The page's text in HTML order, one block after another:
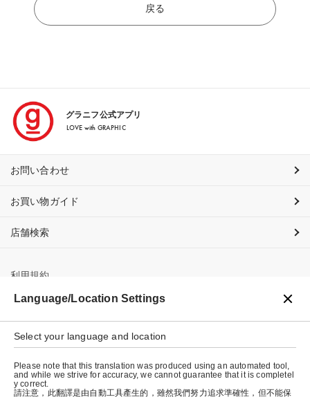
戻る
グラニフ公式アプリ
LOVE with GRAPHIC
お問い合わせ
お買い物ガイド
店舗検索
利用規約
プライバシーポリシー
特定商取引法に基づく表示
会社概要
Language/Location Settings
Select your language and location
Please note that this translation was produced using an automated tool,
and while we strive for accuracy, we cannot guarantee that it is completel
y correct.
請注意，此翻譯是由自動工具產生的，雖然我們努力追求準確性，但不能保